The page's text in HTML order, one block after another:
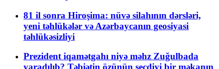
81 il sonra Hiroşima: nüvə silahının dərsləri,
yeni təhlükələr və Azərbaycanın geosiyasi
təhlükəsizliyi
Prezident iqamətgahı niyə məhz Zuğulbada